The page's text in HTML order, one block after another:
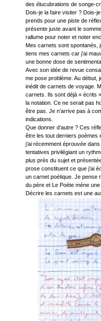
des élucubrations de songe-
Dois-je la faire visiter ? Dois-
prends pour une piste de
présente juste avant le
rallume pour noter et noter
Mes carnets sont spontanés,
tiens mes carnets car j’ai
une bonne dose de
Avec son idée de revue
me pose problème. Au début,
inédit de carnets de voyage.
carnets. Ils sont déjà « écrits
la notation. Ce ne serait pas
être pas. Je n’arrive pas à
indications.
Que donner d’autre ? Ces
être les tout derniers poèmes
j’ai récemment éprouvée
tentatives privilégiant un
plus près du sujet et
prose constituent ce que j’ai
un carnet poétique. Je pense
du père et Le Poète mène
Décrire les carnets est une